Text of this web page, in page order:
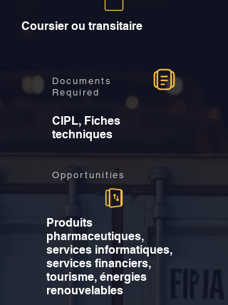
Coursier ou transitaire
Documents
Required
CIPL, Fiches
techniques
Opportunities
Produits
pharmaceutiques,
services informatiques,
services financiers,
tourisme, énergies
renouvelables